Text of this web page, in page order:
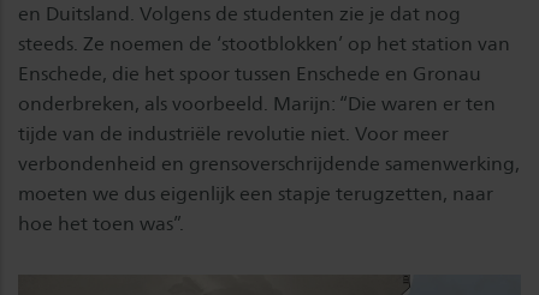
en Duitsland. Volgens de studenten zie je dat nog
steeds. Ze noemen de ‘stootblokken’ op het station van
Enschede, die het spoor tussen Enschede en Gronau
onderbreken, als voorbeeld. Marijn: “Die waren er ten
tijde van de industriële revolutie niet. Voor meer
verbondenheid en grensoverschrijdende samenwerking,
moeten we dus eigenlijk een stapje terugzetten, naar
hoe het toen was”.